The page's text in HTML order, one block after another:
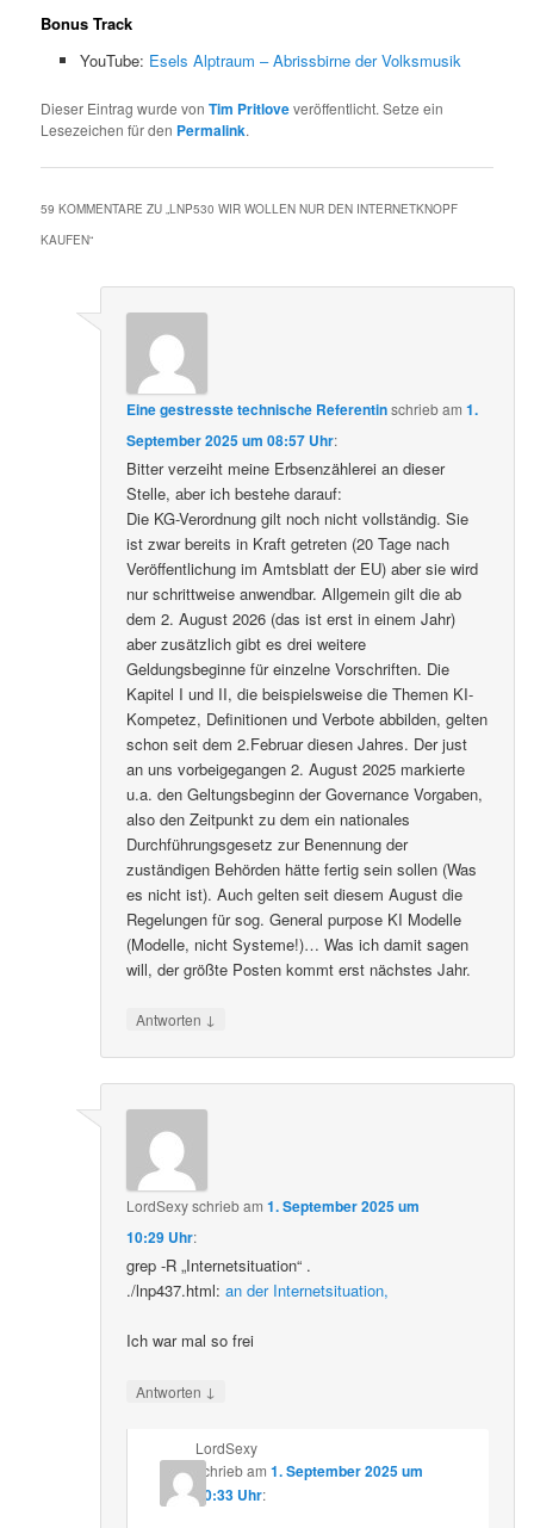
Bonus Track
YouTube: Esels Alptraum – Abrissbirne der Volksmusik
Dieser Eintrag wurde vonTim Pritloveveröffentlicht. Setze ein
Lesezeichen für den Permalink.
59 KOMMENTARE ZU „LNP530 WIR WOLLEN NUR DEN INTERNETKNOPF
KAUFEN“
Eine gestresste technische Referentinschriebam1.
September 2025 um 08:57 Uhr:
Bitter verzeiht meine Erbsenzählerei an dieser
Stelle, aber ich bestehe darauf:
Die KG-Verordnung gilt noch nicht vollständig. Sie
ist zwar bereits in Kraft getreten (20 Tage nach
Veröffentlichung im Amtsblatt der EU) aber sie wird
nur schrittweise anwendbar. Allgemein gilt die ab
dem 2. August 2026 (das ist erst in einem Jahr)
aber zusätzlich gibt es drei weitere
Geldungsbeginne für einzelne Vorschriften. Die
Kapitel I und II, die beispielsweise die Themen KI-
Kompetez, Definitionen und Verbote abbilden, gelten
schon seit dem 2.Februar diesen Jahres. Der just
an uns vorbeigegangen 2. August 2025 markierte
u.a. den Geltungsbeginn der Governance Vorgaben,
also den Zeitpunkt zu dem ein nationales
Durchführungsgesetz zur Benennung der
zuständigen Behörden hätte fertig sein sollen (Was
es nicht ist). Auch gelten seit diesem August die
Regelungen für sog. General purpose KI Modelle
(Modelle, nicht Systeme!)… Was ich damit sagen
will, der größte Posten kommt erst nächstes Jahr.
Antworten ↓
LordSexyschriebam1. September 2025 um
10:29 Uhr:
grep -R „Internetsituation“ .
./lnp437.html:an der Internetsituation,
Ich war mal so frei
Antworten ↓
LordSexy
schriebam 1. September 2025 um
10:33 Uhr: